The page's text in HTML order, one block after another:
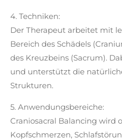
4. Techniken:
Der Therapeut arbeitet mit
Bereich des Schädels
des Kreuzbeins (Sacrum).
und unterstützt die
Strukturen.
5. Anwendungsbereiche:
Craniosacral Balancing wird
Kopfschmerzen,